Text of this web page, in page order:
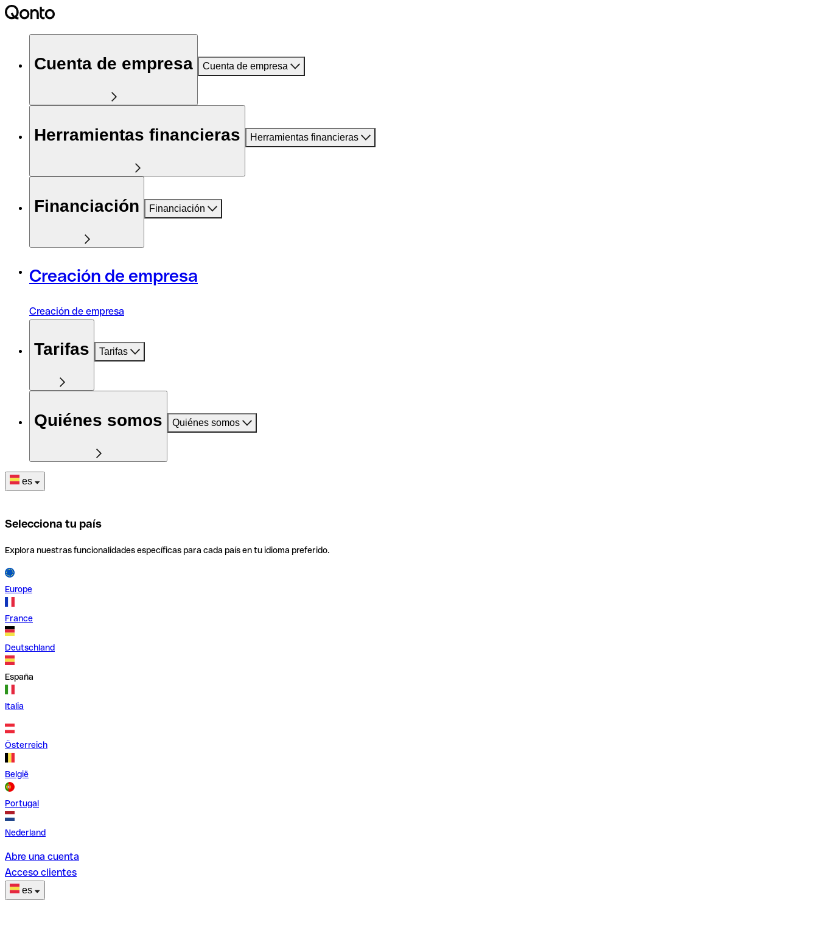
Cuenta de empresa Cuenta de empresa
Herramientas financieras Herramientas financieras
Financiación Financiación
Creación de empresa
Creación de empresa
Tarifas Tarifas
Quiénes somos Quiénes somos
es
Selecciona tu país
Explora nuestras funcionalidades específicas para cada país en tu idioma preferido.
Europe
France
Deutschland
España
Italia
Österreich
België
Portugal
Nederland
Abre una cuenta
Acceso clientes
es